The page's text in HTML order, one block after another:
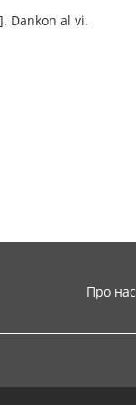
Dankon al vi.
Про нас